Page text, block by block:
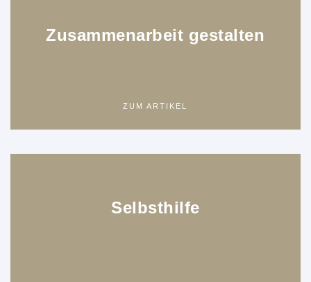
Zusammenarbeit gestalten
ZUM ARTIKEL
Selbsthilfe